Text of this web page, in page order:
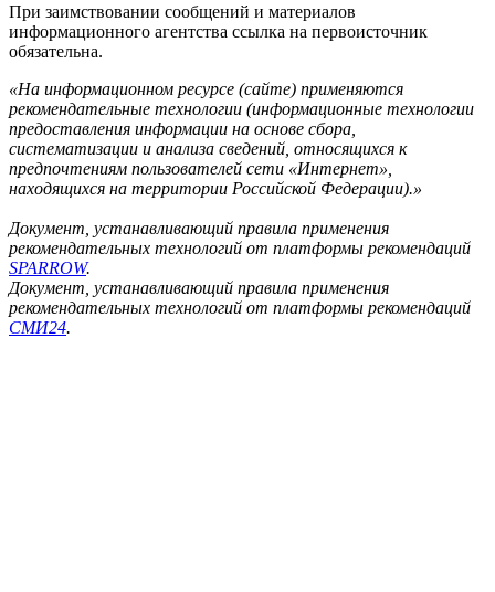
При заимствовании сообщений и материалов
информационного агентства ссылка на первоисточник
обязательна.
«На информационном ресурсе (сайте) применяются
рекомендательные технологии (информационные технологии
предоставления информации на основе сбора,
систематизации и анализа сведений, относящихся к
предпочтениям пользователей сети «Интернет»,
находящихся на территории Российской Федерации).»
Документ, устанавливающий правила применения
рекомендательных технологий от платформы рекомендаций
SPARROW.
Документ, устанавливающий правила применения
рекомендательных технологий от платформы рекомендаций
СМИ24.